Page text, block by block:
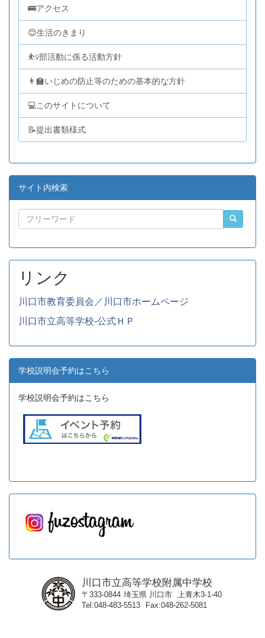
🚌アクセス
😊生活のきまり
⛹️‍♀️部活動に係る活動方針
👨‍🏫いじめの防止等のための基本的な方針
💻このサイトについて
📝提出書類様式
サイト内検索
リンク
川口市教育委員会／川口市ホームページ
川口市立高等学校-公式ＨＰ
学校説明会予約はこちら
学校説明会予約はこちら
川口市立高等学校附属中学校
〒333-0844 埼玉県 川口市
上青木3-1-40
Tel 048-483-5513 Fax 048-262-5081